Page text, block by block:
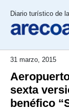
Diario turístico de
31 marzo, 2015
sexta
benéfico